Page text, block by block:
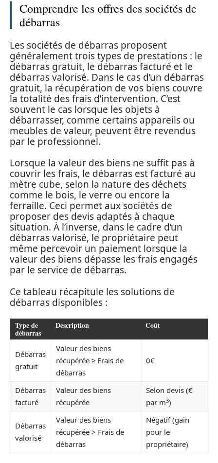
Comprendre les offres des sociétés de
débarras
Les sociétés de débarras proposent
généralement trois types de prestations : le
débarras gratuit, le débarras facturé et le
débarras valorisé. Dans le cas d’un débarras
gratuit, la récupération de vos biens couvre
la totalité des frais d’intervention. C’est
souvent le cas lorsque les objets à
débarrasser, comme certains appareils ou
meubles de valeur, peuvent être revendus
par le professionnel.
Lorsque la valeur des biens ne suffit pas à
couvrir les frais, le débarras est facturé au
mètre cube, selon la nature des déchets
comme le bois, le verre ou encore la
ferraille. Ceci permet aux sociétés de
proposer des devis adaptés à chaque
situation. À l’inverse, dans le cadre d’un
débarras valorisé, le propriétaire peut
même percevoir un paiement lorsque la
valeur des biens dépasse les frais engagés
par le service de débarras.
Ce tableau récapitule les solutions de
débarras disponibles :
Type de
débarras
Description Coût
Débarras
gratuit
Valeur des biens
récupérée ≥ Frais de
débarras
0€
Débarras
facturé
Valeur des biens
récupérée
Selon devis (€
par m3)
Débarras
valorisé
Valeur des biens
récupérée > Frais de
débarras
Négatif (gain
pour le
propriétaire)